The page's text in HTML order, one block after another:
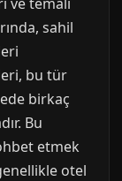
sahil
bu tür
birkaç
Bu
etmek
otel